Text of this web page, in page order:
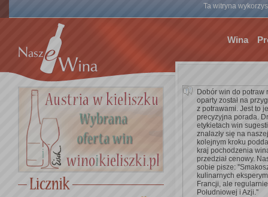
Ta witryna
Wina
Dobór win do potraw
oparty został na
z potrawami. Jest to
precyzyjna porada.
etykietach win
znalazły się na
kolejnym kroku
kraj pochodzenia
przedział cenowy.
sobie pisze:
kulinarnych
Francji, ale
Południowej i Azji.''